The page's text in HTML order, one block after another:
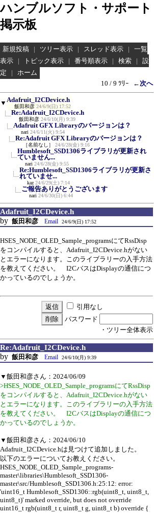
ハンブルソフト・サポート
掲示板
新規投稿 | ツリー表示 | スレッド表示 |
一覧
表示
| トピック表示 | 番号順表示 | 検索 |
設
定
|
ホーム
10 / 9 ﾂﾘｰ
←次へ
▼ Adafruit_I2CDevice.h
飯田和彦 24/6/9(日) 17:52
Re:Adafruit_I2CDevice.h
飯田和彦 24/6/10(月) 9:39
Adafruit GFX Libraryのバージョンは？
nari 24/6/11(火) 9:54
Re:Adafruit GFX Libraryのバージョンは？
［名前なし］ 24/6/28(金) 9:16
Humblesoft_SSD1306ライブラリが更新され
ていません...
nari 24/6/28(金) 9:55
Re:Humblesoft_SSD1306ライブラリが更新さ
れていませ...
kaz 24/6/29(土) 7:14
ご報告ありがとうございます
nari 24/6/30(日) 6:44
Adafruit_I2CDevice.h
by 飯田和彦 Email 24/6/9(日) 17:52
HSES_NODE_OLED_Sample_programsにてRssDisp
をコンパイルすると、Adafruit_I2CDevice.hがない
とエラーになります。このライブラリーの入手方法
を教えてください。 I2CバスはDisplayの通信につ
かっているのでしょうか。
引用なし
パスワード
・ツリー全体表示
Re:Adafruit_I2CDevice.h
by 飯田和彦 Email 24/6/10(月) 9:39
▼飯田和彦さん：2024/06/09
>HSES_NODE_OLED_Sample_programsにてRssDisp
をコンパイルすると、Adafruit_I2CDevice.hがない
とエラーになります。このライブラリーの入手方法
を教えてください。 I2CバスはDisplayの通信につ
かっているのでしょうか。
▼飯田和彦さん：2024/06/10
Adafruit_I2CDevice.hは見つけて追加しました。
以下のエラーについてお教えください。
HSES_NODE_OLED_Sample_programs-
master\libraries\Humblesoft_SSD1306-
master\src/Humblesoft_SSD1306.h:25:12: error:
'uint16_t Humblesoft_SSD1306::rgb(uint8_t, uint8_t,
uint8_t)' marked override, but does not override
uint16_t rgb(uint8_t r, uint8_t g, uint8_t b) override {